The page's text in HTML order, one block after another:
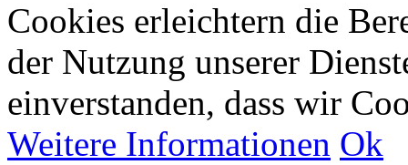
Cookies erleichtern die
der Nutzung unserer
einverstanden, dass wir
Weitere Informationen Ok